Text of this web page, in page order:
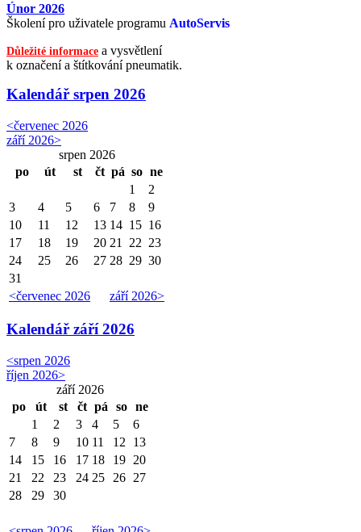
Únor 2026
Školení pro uživatele programu AutoServis
Důležité informace a vysvětlení
k označení a štítkování pneumatik.
Kalendář srpen 2026
<červenec 2026
září 2026>
srpen 2026
po
út st čt pá so ne
<červenec 2026 září 2026>
1
2
3
4 5 6 7 8
9
10
11 12 13 14 15 16
17
18 19 20 21 22 23
24
25 26 27 28 29 30
31
Kalendář září 2026
<srpen 2026
říjen 2026>
září 2026
po
út st čt pá so ne
1 2 3 4 5
6
7
8 9 10 11 12
13
14
15 16 17 18 19 20
21
22 23 24 25 26 27
28
29 30